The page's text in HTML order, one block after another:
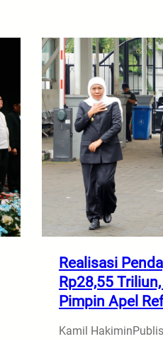
Realisasi
Rp28,55
Pimpin Apel
Kamil Hakimin